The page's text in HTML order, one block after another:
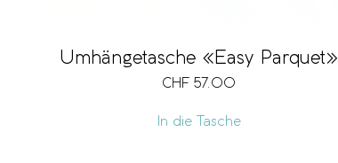
Umhängetasche «Easy Parquet»
CHF 57.00
In die Tasche